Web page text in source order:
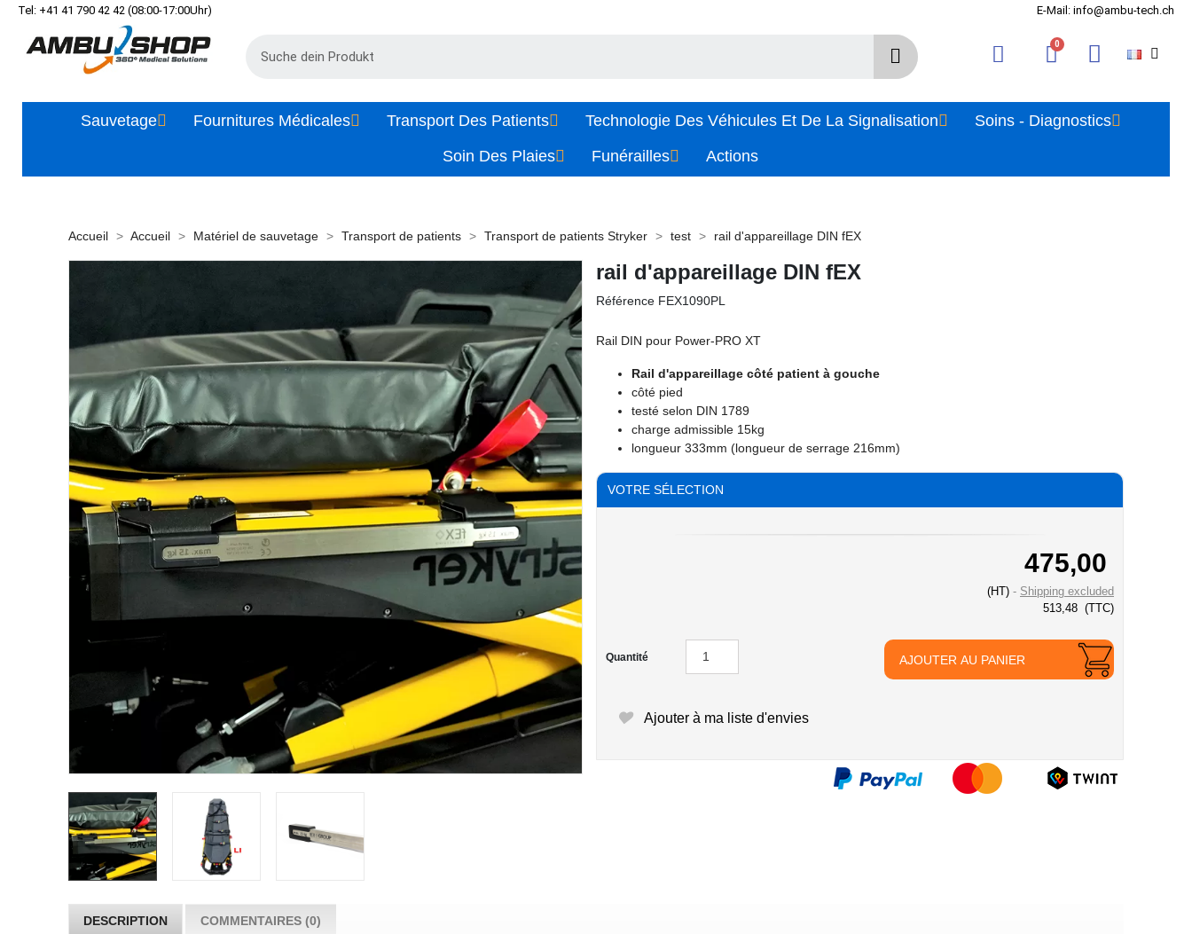
Tel: +41 41 790 42 42 (08:00-17:00Uhr) E-Mail: info@ambu-tech.ch
Sauvetage Fournitures Médicales Transport Des Patients Technologie Des Véhicules Et De La Signalisation
Soins - Diagnostics
Soin Des Plaies
Funérailles Actions
Accueil Accueil Matériel de sauvetage Transport de patients Transport de patients Stryker test rail d'appareillage DIN fEX
rail d'appareillage DIN fEX
Référence FEX1090PL
Rail DIN pour Power-PRO XT
Rail d'appareillage côté patient à gouche
côté pied
testé selon DIN 1789
charge admissible 15kg
longueur 333mm (longueur de serrage 216mm)
VOTRE SÉLECTION
475,00
(HT)
Shipping excluded
513,48 (TTC)
Quantité AJOUTER AU PANIER
Ajouter à ma liste d'envies
DESCRIPTION COMMENTAIRES (0)